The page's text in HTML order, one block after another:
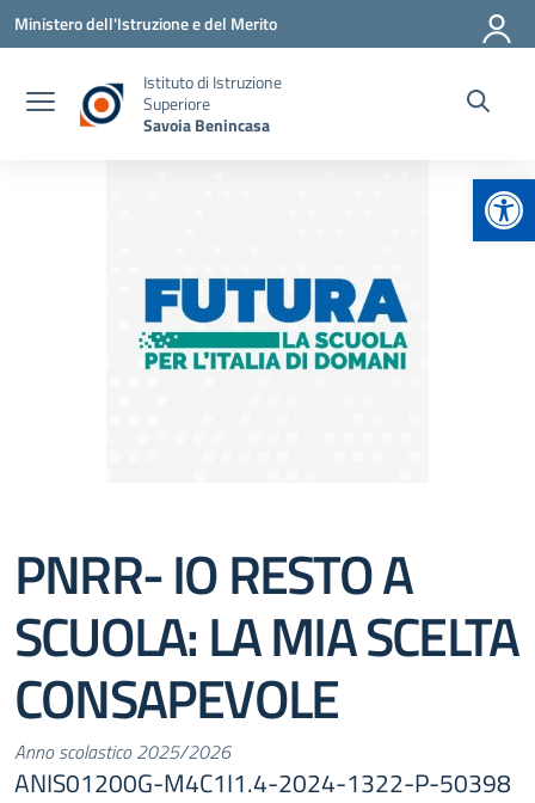
Vai ai contenuti
Vai al menu di navigazione
Vai al footer
Ministero dell'Istruzione e del Merito
Istituto di Istruzione
Superiore
Savoia Benincasa
PNRR- IO RESTO A
SCUOLA: LA MIA SCELTA
CONSAPEVOLE
Anno scolastico 2025/2026
ANIS01200G-M4C1I1.4-2024-1322-P-50398